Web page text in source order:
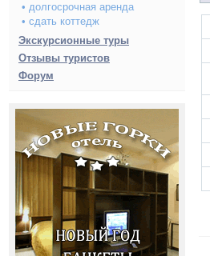
• долгосрочная аренда
• сдать коттедж
Экскурсионные туры
Отзывы туристов
Форум